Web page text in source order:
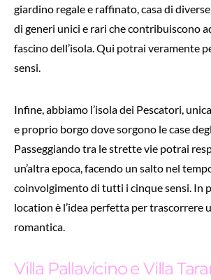
giardino regale e raffinato, casa di
di generi unici e rari che contribuiscono
fascino dell’isola. Qui potrai veramente
sensi.
Infine, abbiamo l’isola dei Pescatori,
e proprio borgo dove sorgono le case
Passeggiando tra le strette vie potrai
un’altra epoca, facendo un salto nel
coinvolgimento di tutti i cinque sensi. In
location è l’idea perfetta per trascorrere
romantica.
Villa Pallavicino e Villa